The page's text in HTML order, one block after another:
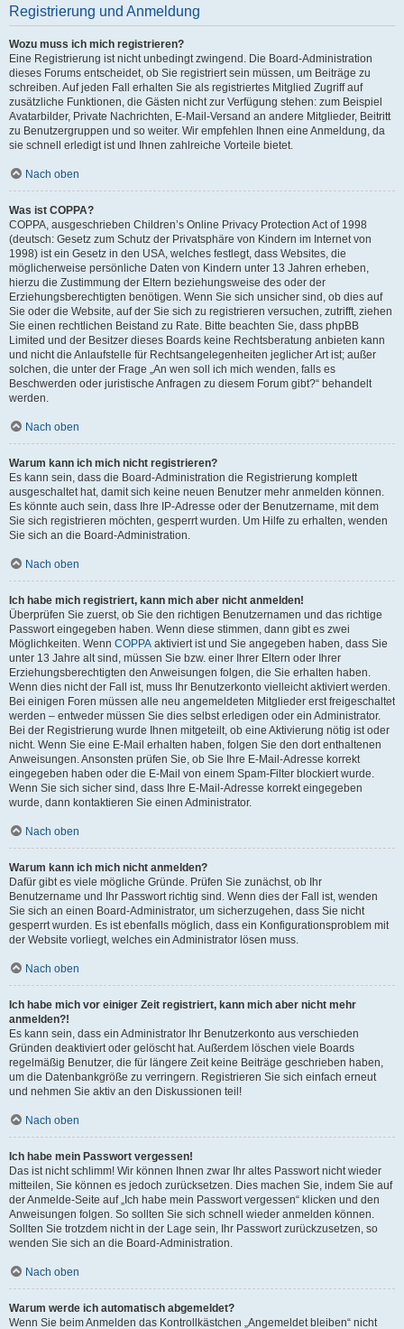
Registrierung und Anmeldung
Wozu muss ich mich registrieren?
Eine Registrierung ist nicht unbedingt zwingend. Die Board-Administration
dieses Forums entscheidet, ob Sie registriert sein müssen, um Beiträge zu
schreiben. Auf jeden Fall erhalten Sie als registriertes Mitglied Zugriff auf
zusätzliche Funktionen, die Gästen nicht zur Verfügung stehen: zum Beispiel
Avatarbilder, Private Nachrichten, E-Mail-Versand an andere Mitglieder, Beitritt
zu Benutzergruppen und so weiter. Wir empfehlen Ihnen eine Anmeldung, da
sie schnell erledigt ist und Ihnen zahlreiche Vorteile bietet.
Nach oben
Was ist COPPA?
COPPA, ausgeschrieben Children’s Online Privacy Protection Act of 1998
(deutsch: Gesetz zum Schutz der Privatsphäre von Kindern im Internet von
1998) ist ein Gesetz in den USA, welches festlegt, dass Websites, die
möglicherweise persönliche Daten von Kindern unter 13 Jahren erheben,
hierzu die Zustimmung der Eltern beziehungsweise des oder der
Erziehungsberechtigten benötigen. Wenn Sie sich unsicher sind, ob dies auf
Sie oder die Website, auf der Sie sich zu registrieren versuchen, zutrifft, ziehen
Sie einen rechtlichen Beistand zu Rate. Bitte beachten Sie, dass phpBB
Limited und der Besitzer dieses Boards keine Rechtsberatung anbieten kann
und nicht die Anlaufstelle für Rechtsangelegenheiten jeglicher Art ist; außer
solchen, die unter der Frage „An wen soll ich mich wenden, falls es
Beschwerden oder juristische Anfragen zu diesem Forum gibt?“ behandelt
werden.
Nach oben
Warum kann ich mich nicht registrieren?
Es kann sein, dass die Board-Administration die Registrierung komplett
ausgeschaltet hat, damit sich keine neuen Benutzer mehr anmelden können.
Es könnte auch sein, dass Ihre IP-Adresse oder der Benutzername, mit dem
Sie sich registrieren möchten, gesperrt wurden. Um Hilfe zu erhalten, wenden
Sie sich an die Board-Administration.
Nach oben
Ich habe mich registriert, kann mich aber nicht anmelden!
Überprüfen Sie zuerst, ob Sie den richtigen Benutzernamen und das richtige
Passwort eingegeben haben. Wenn diese stimmen, dann gibt es zwei
Möglichkeiten. Wenn COPPA aktiviert ist und Sie angegeben haben, dass Sie
unter 13 Jahre alt sind, müssen Sie bzw. einer Ihrer Eltern oder Ihrer
Erziehungsberechtigten den Anweisungen folgen, die Sie erhalten haben.
Wenn dies nicht der Fall ist, muss Ihr Benutzerkonto vielleicht aktiviert werden.
Bei einigen Foren müssen alle neu angemeldeten Mitglieder erst freigeschaltet
werden – entweder müssen Sie dies selbst erledigen oder ein Administrator.
Bei der Registrierung wurde Ihnen mitgeteilt, ob eine Aktivierung nötig ist oder
nicht. Wenn Sie eine E-Mail erhalten haben, folgen Sie den dort enthaltenen
Anweisungen. Ansonsten prüfen Sie, ob Sie Ihre E-Mail-Adresse korrekt
eingegeben haben oder die E-Mail von einem Spam-Filter blockiert wurde.
Wenn Sie sich sicher sind, dass Ihre E-Mail-Adresse korrekt eingegeben
wurde, dann kontaktieren Sie einen Administrator.
Nach oben
Warum kann ich mich nicht anmelden?
Dafür gibt es viele mögliche Gründe. Prüfen Sie zunächst, ob Ihr
Benutzername und Ihr Passwort richtig sind. Wenn dies der Fall ist, wenden
Sie sich an einen Board-Administrator, um sicherzugehen, dass Sie nicht
gesperrt wurden. Es ist ebenfalls möglich, dass ein Konfigurationsproblem mit
der Website vorliegt, welches ein Administrator lösen muss.
Nach oben
Ich habe mich vor einiger Zeit registriert, kann mich aber nicht mehr
anmelden?!
Es kann sein, dass ein Administrator Ihr Benutzerkonto aus verschieden
Gründen deaktiviert oder gelöscht hat. Außerdem löschen viele Boards
regelmäßig Benutzer, die für längere Zeit keine Beiträge geschrieben haben,
um die Datenbankgröße zu verringern. Registrieren Sie sich einfach erneut
und nehmen Sie aktiv an den Diskussionen teil!
Nach oben
Ich habe mein Passwort vergessen!
Das ist nicht schlimm! Wir können Ihnen zwar Ihr altes Passwort nicht wieder
mitteilen, Sie können es jedoch zurücksetzen. Dies machen Sie, indem Sie auf
der Anmelde-Seite auf „Ich habe mein Passwort vergessen“ klicken und den
Anweisungen folgen. So sollten Sie sich schnell wieder anmelden können.
Sollten Sie trotzdem nicht in der Lage sein, Ihr Passwort zurückzusetzen, so
wenden Sie sich an die Board-Administration.
Nach oben
Warum werde ich automatisch abgemeldet?
Wenn Sie beim Anmelden das Kontrollkästchen „Angemeldet bleiben“ nicht